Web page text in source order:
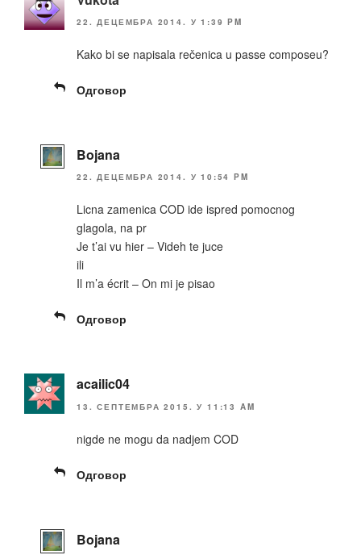
22. ДЕЦЕМБРА 2014. У 1:39 PM
Kako bi se napisala rečenica u passe composeu?
Одговор
Bojana
22. ДЕЦЕМБРА 2014. У 10:54 PM
Licna zamenica COD ide ispred pomocnog
glagola, na pr
Je t’ai vu hier – Videh te juce
ili
Il m’a écrit – On mi je pisao
Одговор
acailic04
13. СЕПТЕМБРА 2015. У 11:13 AM
nigde ne mogu da nadjem COD
Одговор
Bojana